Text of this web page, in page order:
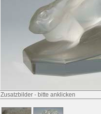
Zusatzbilder - bitte anklicken